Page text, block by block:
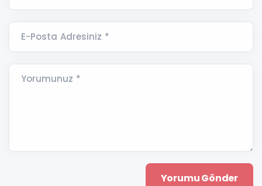
E-Posta Adresiniz *
Yorumunuz *